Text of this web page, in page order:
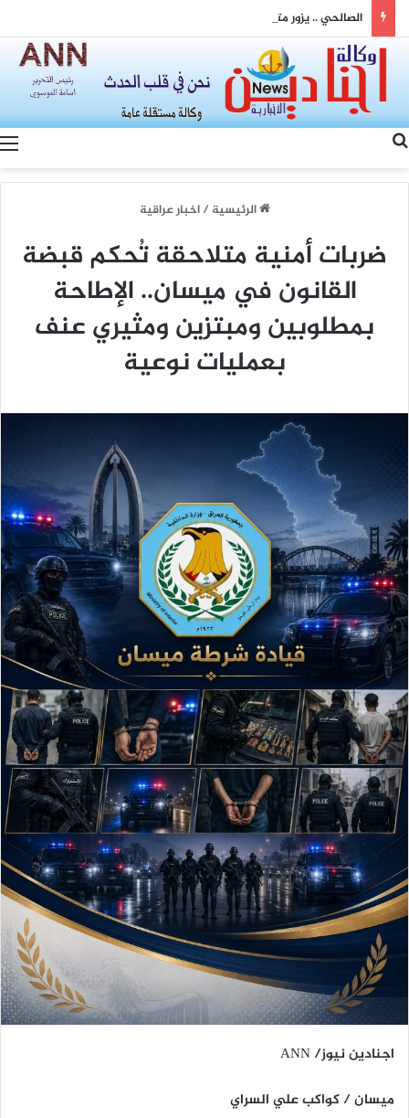
الرئيسية / اخبار عراقية
ضربات أمنية متلاحقة تُحكم قبضة
القانون في ميسان.. الإطاحة
بمطلوبين ومبتزين ومثيري عنف
بعمليات نوعية
اجنادين نيوز/ ANN
ميسان / كواكب علي السراي